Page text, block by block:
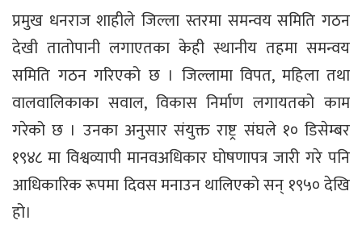
प्रमुख धनराज शाहीले जिल्ला स्तरमा समन्वय समिति गठन
देखी तातोपानी लगाएतका केही स्थानीय तहमा समन्वय
समिति गठन गरिएको छ । जिल्लामा विपत, महिला तथा
वालवालिकाका सवाल, विकास निर्माण लगायतको काम
गरेको छ । उनका अनुसार संयुक्त राष्ट्र संघले १० डिसेम्बर
१९४८ मा विश्वव्यापी मानवअधिकार घोषणापत्र जारी गरे पनि
आधिकारिक रूपमा दिवस मनाउन थालिएको सन् १९५० देखि
हो।